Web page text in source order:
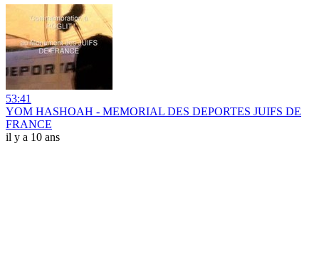
53:41
YOM HASHOAH - MEMORIAL DES DEPORTES JUIFS DE
FRANCE
il y a 10 ans